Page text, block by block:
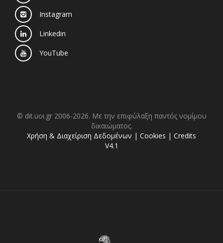
Instagram
Linkedin
YouTube
© dit.uoi.gr 2006-2026. Με την επιφύλαξη παντός νομίμου
δικαιώματος.
Χρήση & Διαχείριση Δεδομένων | Cookies | Credits
V4.1